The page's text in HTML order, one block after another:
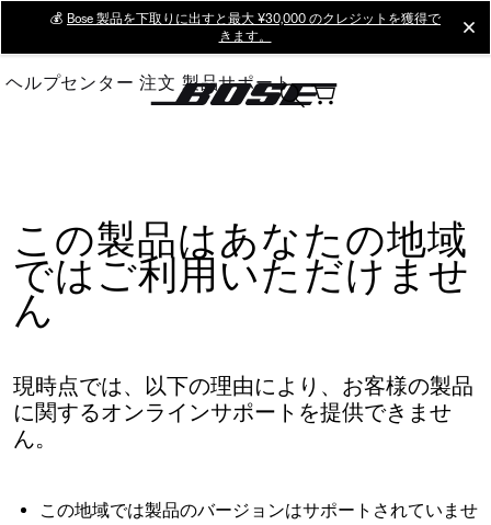
Main
💰 Bose 製品を下取りに出すと最大 ¥30,000 のクレジットを獲得で
きます。
ヘルプセンター 注文 製品サポート
この製品はあなたの地域
ではご利用いただけませ
ん
現時点では、以下の理由により、お客様の製品
に関するオンラインサポートを提供できませ
ん。
この地域では製品のバージョンはサポートされていませ